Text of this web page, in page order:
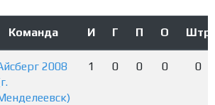
Команда И Г П О Штр
2008
1 0 0 0 0